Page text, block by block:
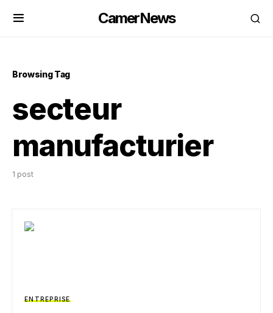
CamerNews
Browsing Tag
secteur
manufacturier
1 post
ENTREPRISE